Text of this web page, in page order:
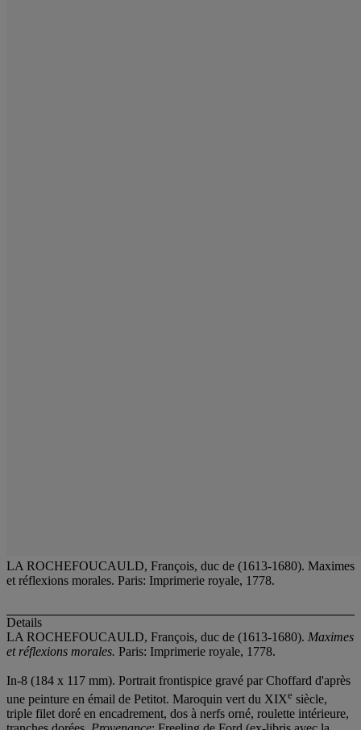
LA ROCHEFOUCAULD, François, duc de (1613-1680). Maximes
et réflexions morales. Paris: Imprimerie royale, 1778.
Details
LA ROCHEFOUCAULD, François, duc de (1613-1680). Maximes
et réflexions morales. Paris: Imprimerie royale, 1778.
In-8 (184 x 117 mm). Portrait frontispice gravé par Choffard d'après
une peinture en émail de Petitot. Maroquin vert du XIXe siècle,
triple filet doré en encadrement, dos à nerfs orné, roulette intérieure,